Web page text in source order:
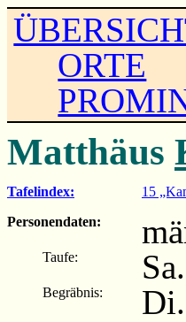
ORTE
Matthäus
Tafelindex: 15
Personendaten:
Taufe:
Begräbnis: